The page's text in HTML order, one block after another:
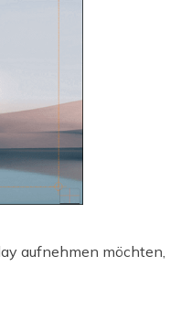
aufnehmen möchten,